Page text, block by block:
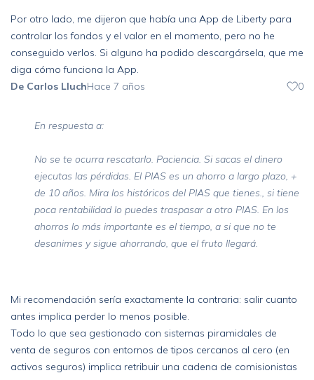
Por otro lado, me dijeron que había una App de Liberty para
controlar los fondos y el valor en el momento, pero no he
conseguido verlos. Si alguno ha podido descargársela, que me
diga cómo funciona la App.
De Carlos LluchHace 7 años 0
En respuesta a:
No se te ocurra rescatarlo. Paciencia. Si sacas el dinero
ejecutas las pérdidas. El PIAS es un ahorro a largo plazo, +
de 10 años. Mira los históricos del PIAS que tienes., si tiene
poca rentabilidad lo puedes traspasar a otro PIAS. En los
ahorros lo más importante es el tiempo, a si que no te
desanimes y sigue ahorrando, que el fruto llegará.
Mi recomendación sería exactamente la contraria: salir cuanto
antes implica perder lo menos posible.
Todo lo que sea gestionado con sistemas piramidales de
venta de seguros con entornos de tipos cercanos al cero (en
activos seguros) implica retribuir una cadena de comisionistas